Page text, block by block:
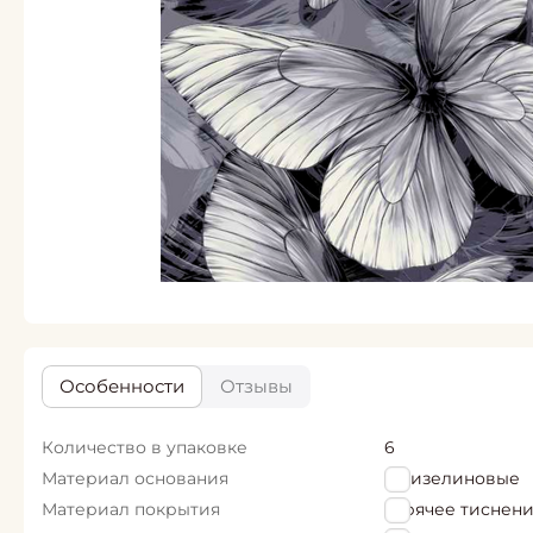
Особенности Отзывы
Количество в упаковке
6
Материал основания
Флизелиновые
Материал покрытия
горячее